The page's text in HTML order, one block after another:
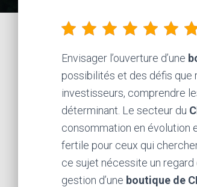
Envisager l’ouverture d’une
possibilités et des défis que
investisseurs, comprendre
déterminant. Le secteur du
consommation en évolution
fertile pour ceux qui
ce sujet nécessite un
gestion d’une boutique de